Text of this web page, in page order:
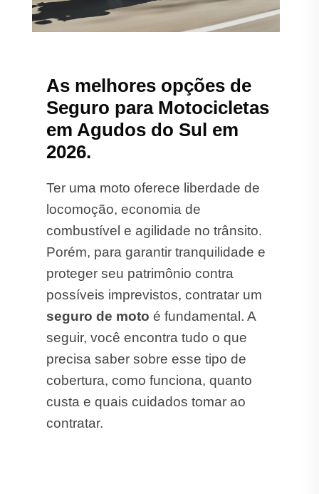
As melhores opções de
Seguro para Motocicletas
em Agudos do Sul em
2026.
Ter uma moto oferece liberdade de
locomoção, economia de
combustível e agilidade no trânsito.
Porém, para garantir tranquilidade e
proteger seu patrimônio contra
possíveis imprevistos, contratar um
seguro de moto é fundamental. A
seguir, você encontra tudo o que
precisa saber sobre esse tipo de
cobertura, como funciona, quanto
custa e quais cuidados tomar ao
contratar.